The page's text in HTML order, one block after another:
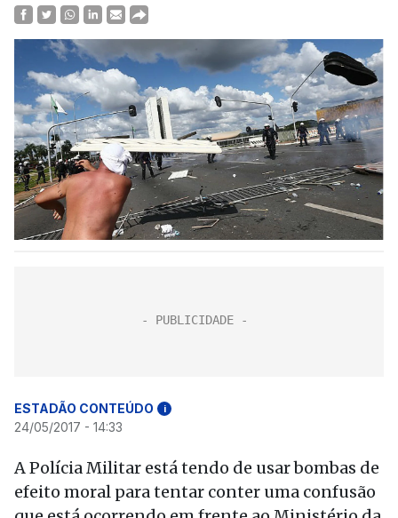
ESTADÃO CONTEÚDO i
24/05/2017 - 14:33
A Polícia Militar está tendo de usar bombas de
efeito moral para tentar conter uma confusão